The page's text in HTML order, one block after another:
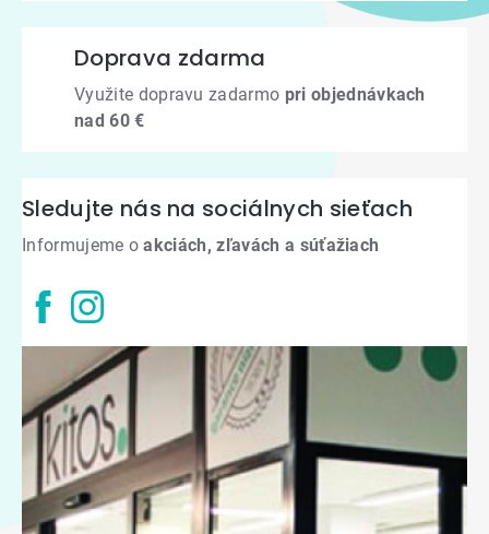
Doprava zdarma
Využite dopravu zadarmo pri objednávkach
nad 60 €
Sledujte nás na sociálnych sieťach
Informujeme oakciách, zľavách a súťažiach